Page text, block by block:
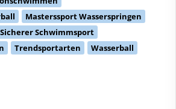
Masterssport Wasserspringen
Sicherer Schwimmsport
Trendsportarten
Wasserball